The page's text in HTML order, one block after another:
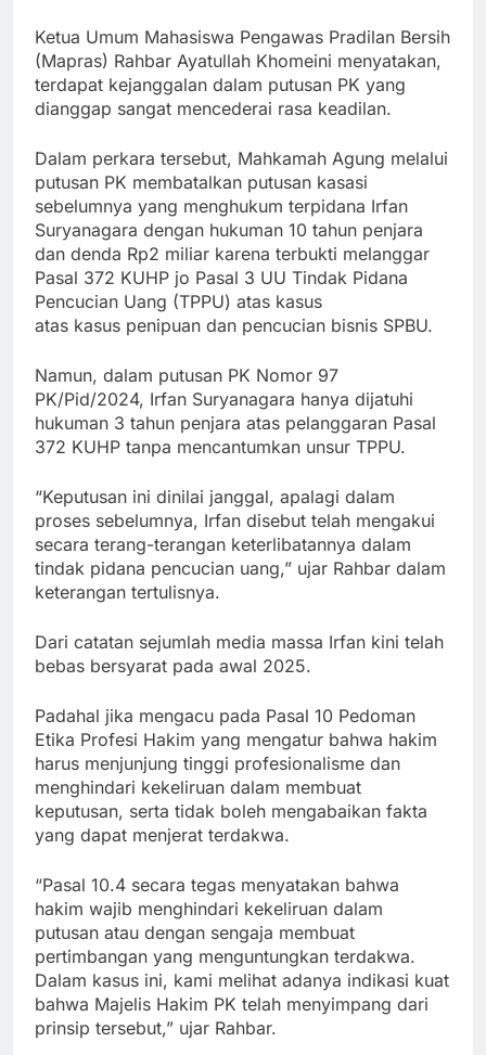
Ketua Umum Mahasiswa Pengawas Pradilan Bersih
(Mapras) Rahbar Ayatullah Khomeini menyatakan,
terdapat kejanggalan dalam putusan PK yang
dianggap sangat mencederai rasa keadilan.
Dalam perkara tersebut, Mahkamah Agung melalui
putusan PK membatalkan putusan kasasi
sebelumnya yang menghukum terpidana Irfan
Suryanagara dengan hukuman 10 tahun penjara
dan denda Rp2 miliar karena terbukti melanggar
Pasal 372 KUHP jo Pasal 3 UU Tindak Pidana
Pencucian Uang (TPPU) atas kasus
atas kasus penipuan dan pencucian bisnis SPBU.
Namun, dalam putusan PK Nomor 97
PK/Pid/2024, Irfan Suryanagara hanya dijatuhi
hukuman 3 tahun penjara atas pelanggaran Pasal
372 KUHP tanpa mencantumkan unsur TPPU.
“Keputusan ini dinilai janggal, apalagi dalam
proses sebelumnya, Irfan disebut telah mengakui
secara terang-terangan keterlibatannya dalam
tindak pidana pencucian uang,” ujar Rahbar dalam
keterangan tertulisnya.
Dari catatan sejumlah media massa Irfan kini telah
bebas bersyarat pada awal 2025.
Padahal jika mengacu pada Pasal 10 Pedoman
Etika Profesi Hakim yang mengatur bahwa hakim
harus menjunjung tinggi profesionalisme dan
menghindari kekeliruan dalam membuat
keputusan, serta tidak boleh mengabaikan fakta
yang dapat menjerat terdakwa.
“Pasal 10.4 secara tegas menyatakan bahwa
hakim wajib menghindari kekeliruan dalam
putusan atau dengan sengaja membuat
pertimbangan yang menguntungkan terdakwa.
Dalam kasus ini, kami melihat adanya indikasi kuat
bahwa Majelis Hakim PK telah menyimpang dari
prinsip tersebut,” ujar Rahbar.